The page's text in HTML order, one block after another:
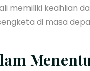
memiliki keahlian
di masa